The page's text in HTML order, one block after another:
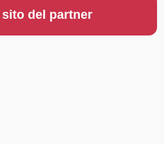
del partner